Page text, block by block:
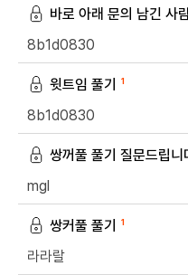
바로 아래 문의 남긴 사
8b1d0830
윗트임 풀기 1
8b1d0830
쌍꺼풀 풀기 질문드립니
mgl
쌍커풀 풀기 1
라라랄
개인정보수집
개인정보 제공받는자
드림페이스
수집하는 개인정보
개인정보 보유 및 이용기간
수집 및 이용 목적 달성 또는